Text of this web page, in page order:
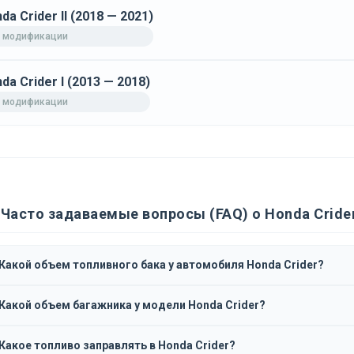
Crider II (2018 — 2021)
модификации
Crider I (2013 — 2018)
модификации
Часто задаваемые вопросы (FAQ) о Honda
Какой объем топливного бака у автомобиля Honda Crider?
Какой объем багажника у модели Honda Crider?
Какое топливо заправлять в Honda Crider?